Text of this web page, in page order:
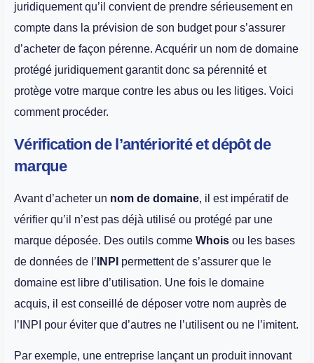
juridiquement qu’il convient de prendre sérieusement en
compte dans la prévision de son budget pour s’assurer
d’acheter de façon pérenne. Acquérir un nom de domaine
protégé juridiquement garantit donc sa pérennité et
protège votre marque contre les abus ou les litiges. Voici
comment procéder.
Vérification de l’antériorité et dépôt de
marque
Avant d’acheter un nom de domaine, il est impératif de
vérifier qu’il n’est pas déjà utilisé ou protégé par une
marque déposée. Des outils comme Whois ou les bases
de données de l’ INPI permettent de s’assurer que le
domaine est libre d’utilisation. Une fois le domaine
acquis, il est conseillé de déposer votre nom auprès de
l’INPI pour éviter que d’autres ne l’utilisent ou ne l’imitent.
Par exemple, une entreprise lançant un produit innovant